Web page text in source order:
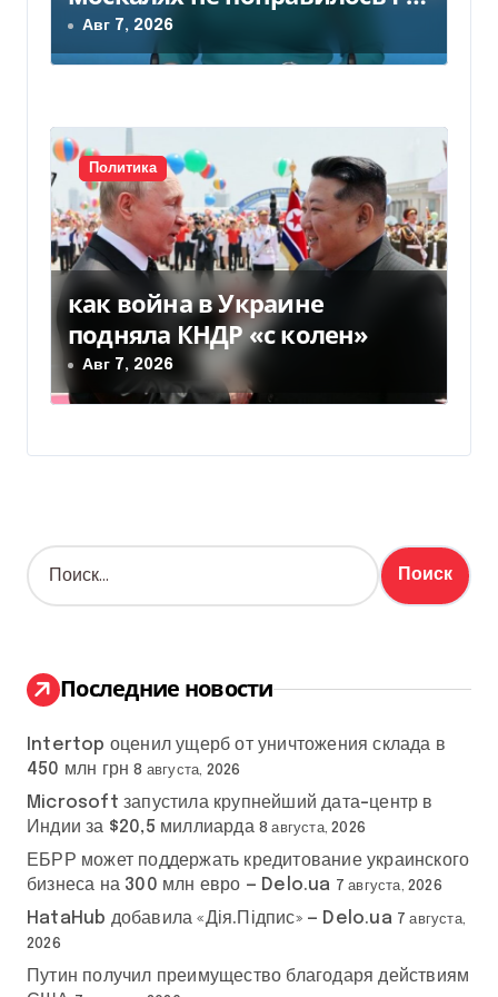
— видео
Авг 7, 2026
Политика
как война в Украине
подняла КНДР «с колен»
Авг 7, 2026
Н
а
:
Последние новости
Intertop оценил ущерб от уничтожения склада в
450 млн грн 8 августа, 2026
Microsoft запустила крупнейший дата-центр в
Индии за $20,5 миллиарда 8 августа, 2026
ЕБРР может поддержать кредитование украинского
бизнеса на 300 млн евро — Delo.ua 7 августа, 2026
HataHub добавила «Дія.Підпис» — Delo.ua 7 августа,
2026
Путин получил преимущество благодаря действиям